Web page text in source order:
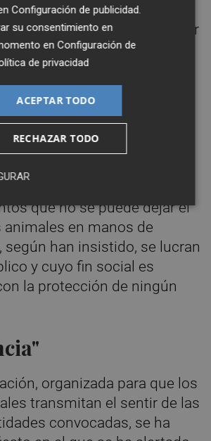
perdidos de la ciudad ha
durante más de 25 años por
animal, el día 12 de
municipales de
pasaron a manos de
empresas dedicadas al
de plagas.
de esta concentración
"descontento" y recordar a
que no se puede dejar el
en manos de
según han insistido, se lucran
y cuyo fin social es
la protección de ningún
organizada para que los
transmitan el sentir de las
convocadas, se ha
Configuración de publicidad
su consentimiento en
enConfiguración de
de privacidad
ACEPTAR TODO
RECHAZAR TODO